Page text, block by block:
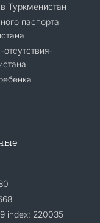
Туркменистан
паспорта
index: 220035